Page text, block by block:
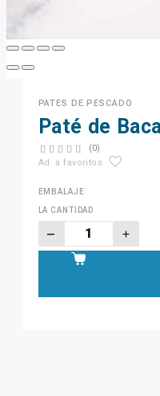
PATES DE PESCADO
Paté de
(0)
Ad. a favoritos
EMBALAJE
LA CANTIDAD